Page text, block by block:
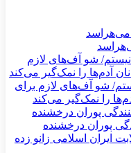
شو آف‌های لازم برای
را نمک‌گیر می‌کند
پوران درخشنده